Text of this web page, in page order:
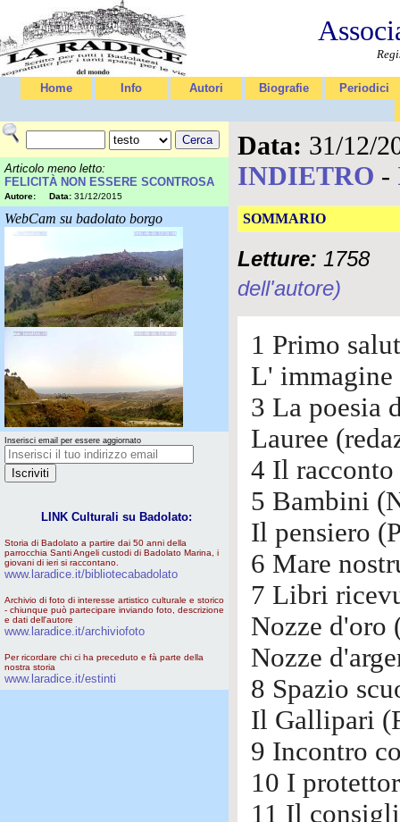
Home Info Autori Biografie Periodici
Articolo meno letto:
FELICITÀ NON ESSERE SCONTROSA
Autore: Data: 31/12/2015
WebCam su badolato borgo
Inserisci email per essere aggiornato
LINK Culturali su Badolato:
Storia di Badolato a partire dai 50 anni della
parrocchia Santi Angeli custodi di Badolato Marina, i
giovani di ieri si raccontano.
www.laradice.it/bibliotecabadolato
Archivio di foto di interesse artistico culturale e storico
- chiunque può partecipare inviando foto, descrizione
e dati dell'autore
www.laradice.it/archiviofoto
Per ricordare chi ci ha preceduto e fà parte della
nostra storia
www.laradice.it/estinti
Data: 31/12/
INDIETRO -
SOMMARIO
Letture: 1758
dell'autore)
1 Primo
L' immagine
3 La poesia
Lauree
4 Il
5 Bambini
Il pensiero
6 Mare
7 Libri
Nozze d'oro
Nozze
8 Spazio
Il Gallipari
9 Incontro
10 I
11 Il